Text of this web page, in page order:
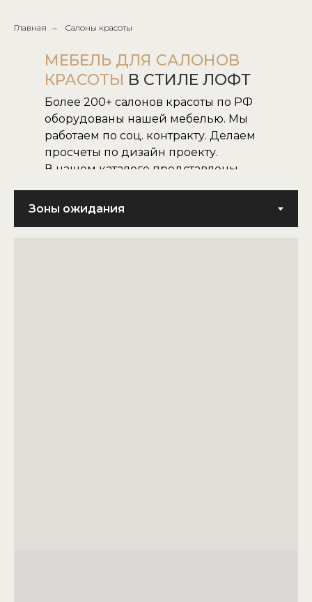
Главная → Салоны красоты
МЕБЕЛЬ ДЛЯ САЛОНОВ
КРАСОТЫ В СТИЛЕ ЛОФТ
Более 200+ салонов красоты по РФ
оборудованы нашей мебелью. Мы
работаем по соц. контракту. Делаем
просчеты по дизайн проекту.
В нашем каталоге представлены